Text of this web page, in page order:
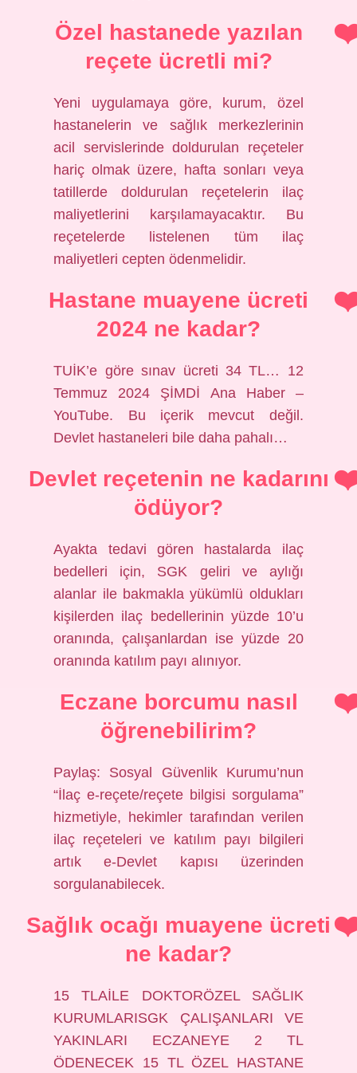
Özel hastanede yazılan
reçete ücretli mi?
Yeni uygulamaya göre, kurum, özel
hastanelerin ve sağlık merkezlerinin
acil servislerinde doldurulan reçeteler
hariç olmak üzere, hafta sonları veya
tatillerde doldurulan reçetelerin ilaç
maliyetlerini karşılamayacaktır. Bu
reçetelerde listelenen tüm ilaç
maliyetleri cepten ödenmelidir.
Hastane muayene ücreti
2024 ne kadar?
TUİK’e göre sınav ücreti 34 TL… 12
Temmuz 2024 ŞİMDİ Ana Haber –
YouTube. Bu içerik mevcut değil.
Devlet hastaneleri bile daha pahalı…
Devlet reçetenin ne kadarını
ödüyor?
Ayakta tedavi gören hastalarda ilaç
bedelleri için, SGK geliri ve aylığı
alanlar ile bakmakla yükümlü oldukları
kişilerden ilaç bedellerinin yüzde 10’u
oranında, çalışanlardan ise yüzde 20
oranında katılım payı alınıyor.
Eczane borcumu nasıl
öğrenebilirim?
Paylaş: Sosyal Güvenlik Kurumu’nun
“İlaç e-reçete/reçete bilgisi sorgulama”
hizmetiyle, hekimler tarafından verilen
ilaç reçeteleri ve katılım payı bilgileri
artık e-Devlet kapısı üzerinden
sorgulanabilecek.
Sağlık ocağı muayene ücreti
ne kadar?
15 TLAİLE DOKTORÖZEL SAĞLIK
KURUMLARISGK ÇALIŞANLARI VE
YAKINLARI ECZANEYE 2 TL
ÖDENECEK 15 TL ÖZEL HASTANE